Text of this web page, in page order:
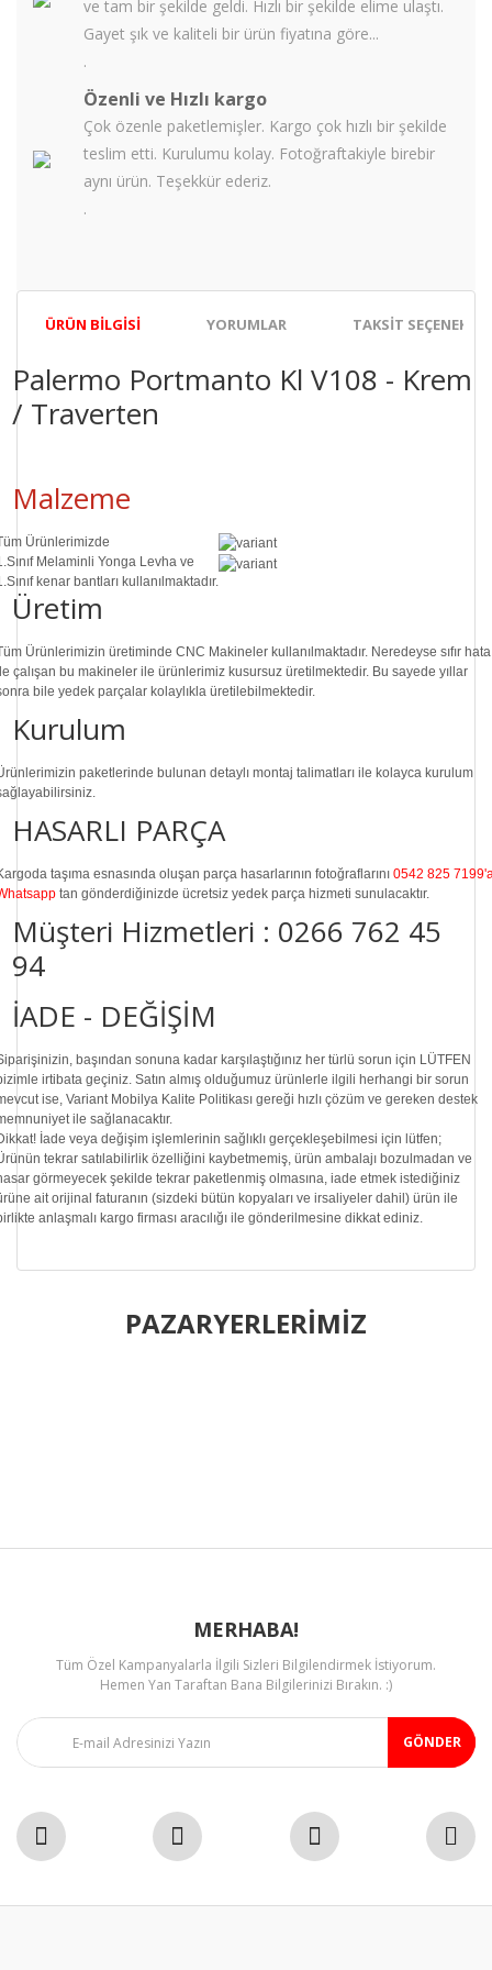
ve tam bir şekilde geldi. Hızlı bir şekilde elime ulaştı.
Gayet şık ve kaliteli bir ürün fiyatına göre...
.
Özenli ve Hızlı kargo
Çok özenle paketlemişler. Kargo çok hızlı bir şekilde
teslim etti. Kurulumu kolay. Fotoğraftakiyle birebir
aynı ürün. Teşekkür ederiz.
.
ÜRÜN BILGISI YORUMLAR TAKSIT
Palermo Portmanto Kl V108 - Krem
/ Traverten
Malzeme
Ürünlerimizde
Melaminli Yonga Levha ve
kenar bantları kullanılmaktadır.
Üretim
Ürünlerimizin üretiminde CNC Makine ler kullanılmaktadır. Neredeyse sıfır hata
çalışan bu makineler ile ürünlerimiz kusursuz üretilmektedir. Bu sayede yıllar
bile yedek parçalar kolaylıkla üretilebilmektedir.
Kurulum
paketlerinde bulunan detaylı montaj talimatları ile kolayca kurulum
HASARLI PARÇA
taşıma esnasında oluşan parça hasarlarının fotoğraflarını 0542 825
tan gönderdiğinizde ücretsiz yedek parça hizmeti sunulacaktır.
Müşteri Hizmetleri : 0266 762 45
94
İADE - DEĞİŞİM
başından sonuna kadar karşılaştığınız her türlü sorun için LÜTFEN
irtibata geçiniz. Satın almış olduğumuz ürünlerle ilgili herhangi bir sorun
ise, Variant Mobilya Kalite Politikası gereği hızlı çözüm ve gereken destek
ile sağlanacaktır.
İade veya değişim işlemlerinin sağlıklı gerçekleşebilmesi için lütfen;
tekrar satılabilirlik özelliğini kaybetmemiş, ürün ambalajı bozulmadan ve
görmeyecek şekilde tekrar paketlenmiş olmasına, iade etmek istediğiniz
ait orijinal faturanın (sizdeki bütün kopyaları ve irsaliyeler dahil) ürün ile
anlaşmalı kargo firması aracılığı ile gönderilmesine dikkat ediniz.
Bu ürüne ilk yorumu siz yapın!
konularda yetersiz gördüğünüz noktaları öneri formunu
kullanarak tarafımıza iletebilirsiniz.
Gönder
PAZARYERLERİMİZ
MERHABA!
Tüm Özel Kampanyalarla İlgili Sizleri Bilgilendirmek İstiyorum.
Hemen Yan Taraftan Bana Bilgilerinizi Bırakın. :)
GÖNDER